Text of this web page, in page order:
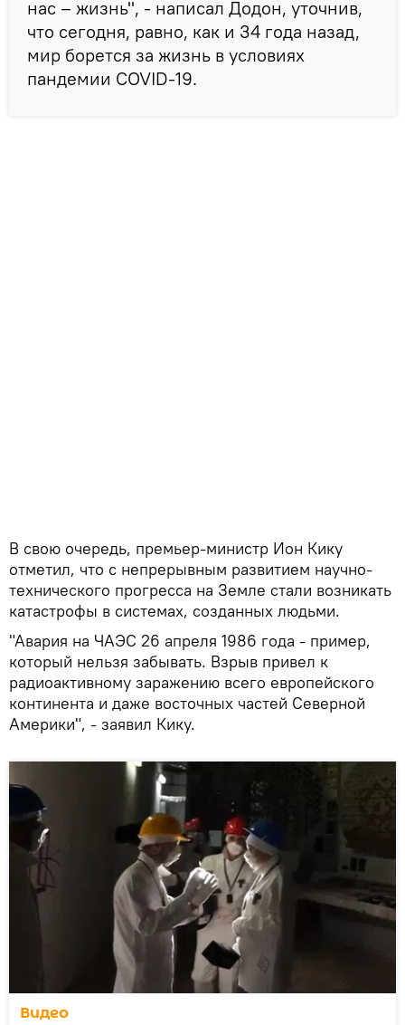
нас – жизнь", - написал Додон, уточнив,
что сегодня, равно, как и 34 года назад,
мир борется за жизнь в условиях
пандемии COVID-19.
В свою очередь, премьер-министр Ион Кику
отметил, что с непрерывным развитием научно-
технического прогресса на Земле стали возникать
катастрофы в системах, созданных людьми.
"Авария на ЧАЭС 26 апреля 1986 года - пример,
который нельзя забывать. Взрыв привел к
радиоактивному заражению всего европейского
континента и даже восточных частей Северной
Америки", - заявил Кику.
Видео